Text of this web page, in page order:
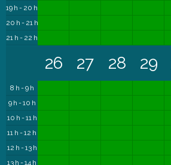
19 h - 20 h
20 h - 21 h
21 h - 22 h
8 h - 9 h
9 h - 10 h
10 h - 11 h
11 h - 12 h
12 h - 13 h
13 h - 14 h
26 27 28 29